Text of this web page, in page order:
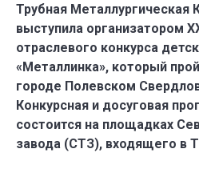
Трубная
выступила организатором
отраслевого конкурса
«Металлинка», который
городе Полевском
Конкурсная и досуговая
состоится на площадках
завода (СТЗ), входящего в